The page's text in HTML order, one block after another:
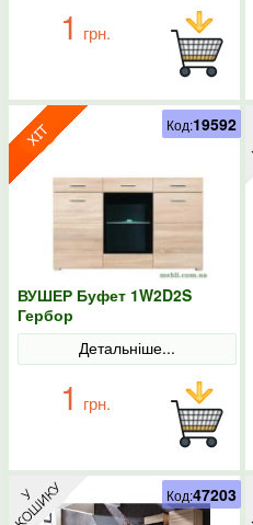
1 грн.
ВУШЕР Буфет 1W2D2S
Гербор
Детальніше...
1 грн.
Код:19592
Код:47203